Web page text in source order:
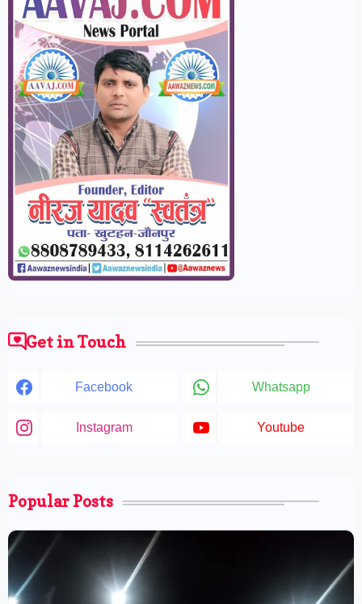
Get in Touch
Facebook Whatsapp
Instagram Youtube
Popular Posts